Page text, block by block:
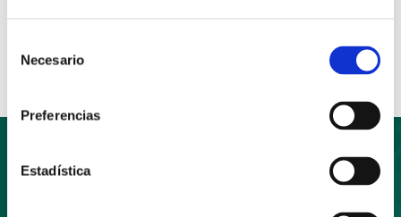
Necesario
Preferencias
Estadística